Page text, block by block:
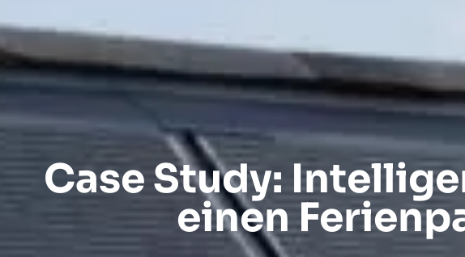
Case Study:
einen